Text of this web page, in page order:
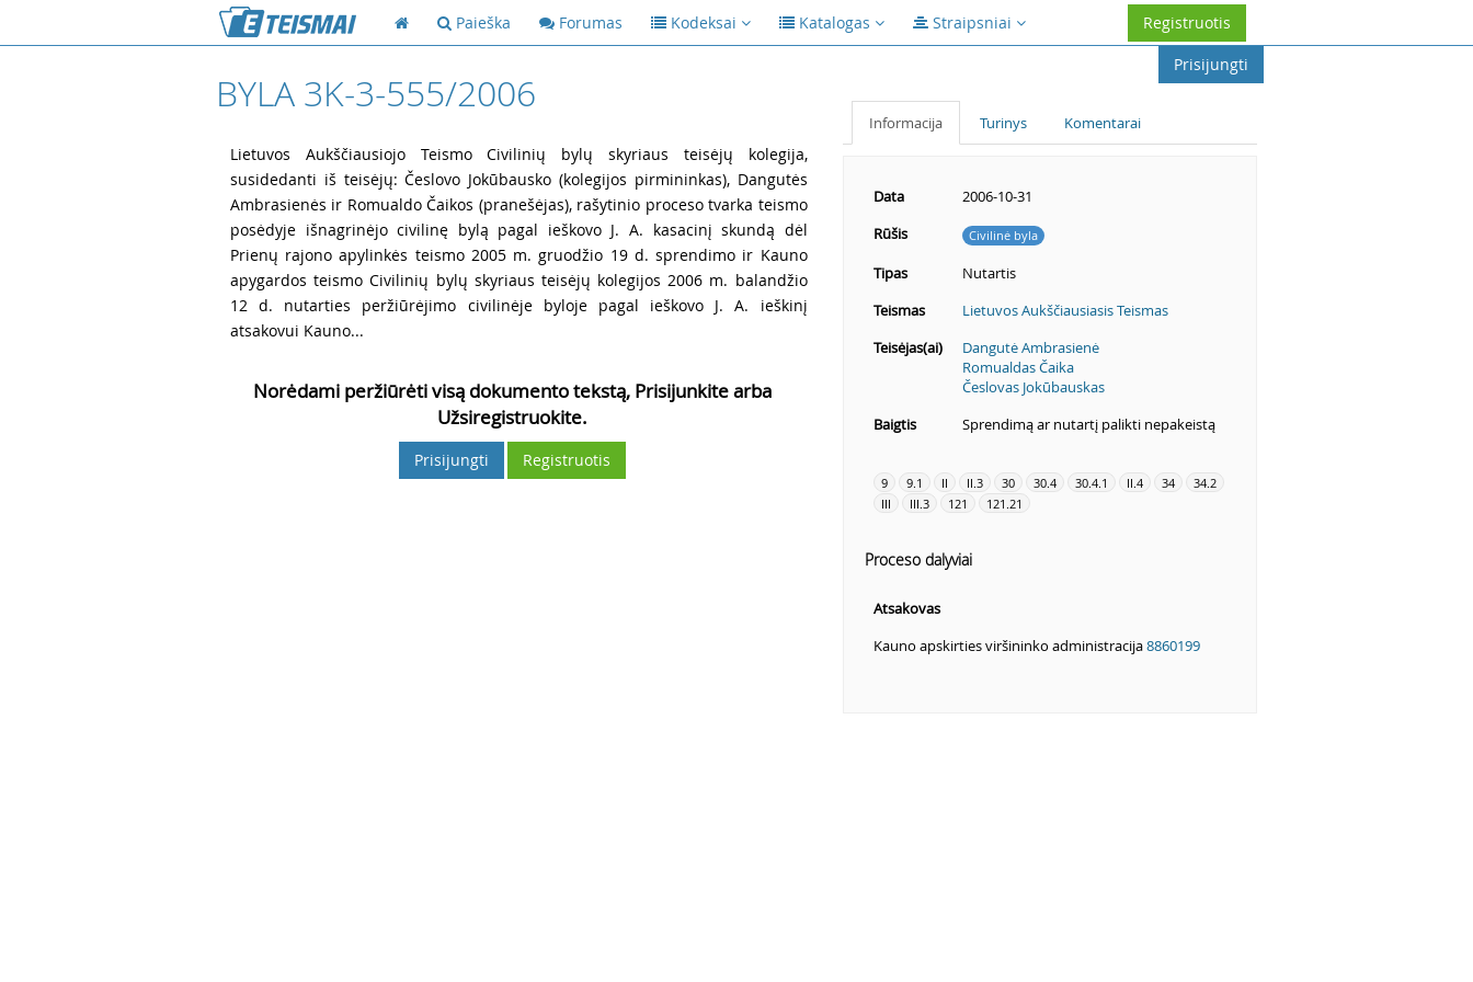
Paieška Forumas Kodeksai Katalogas Straipsniai
Registruotis
Prisijungti
BYLA 3K-3-555/2006
Lietuvos Aukščiausiojo Teismo Civilinių bylų skyriaus teisėjų kolegija,
susidedanti iš teisėjų: Česlovo Jokūbausko (kolegijos pirmininkas), Dangutės
Ambrasienės ir Romualdo Čaikos (pranešėjas), rašytinio proceso tvarka teismo
posėdyje išnagrinėjo civilinę bylą pagal ieškovo J. A. kasacinį skundą dėl
Prienų rajono apylinkės teismo 2005 m. gruodžio 19 d. sprendimo ir Kauno
apygardos teismo Civilinių bylų skyriaus teisėjų kolegijos 2006 m. balandžio
12 d. nutarties peržiūrėjimo civilinėje byloje pagal ieškovo J. A. ieškinį
atsakovui Kauno...
Norėdami peržiūrėti visą dokumento tekstą, Prisijunkite arba
Užsiregistruokite.
Prisijungti Registruotis
Informacija Turinys Komentarai
Data
2006-10-31
Rūšis
Civilinė byla
Tipas
Nutartis
Teismas
Lietuvos Aukščiausiasis Teismas
Teisėjas(ai)
Dangutė Ambrasienė
Romualdas Čaika
Česlovas Jokūbauskas
Baigtis
Sprendimą ar nutartį palikti nepakeistą
9 9.1 II II.3 30 30.4 30.4.1 II.4 34
34.2
III
III.3 121 121.21
Proceso dalyviai
Atsakovas
Kauno apskirties viršininko administracija8860199